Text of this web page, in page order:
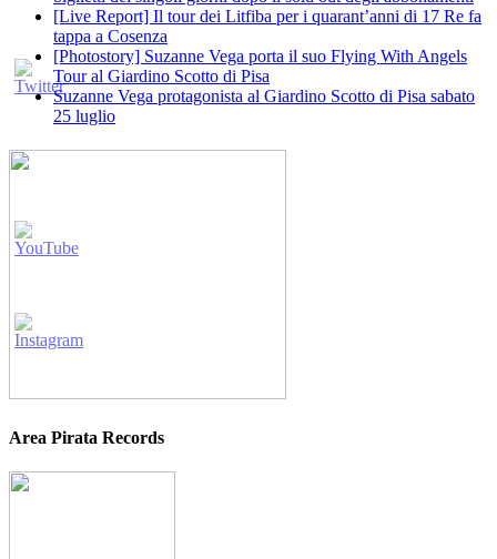
[Live Report] Il tour dei Litfiba per i quarant’anni di 17 Re fa
tappa a Cosenza
[Photostory] Suzanne Vega porta il suo Flying With Angels
Tour al Giardino Scotto di Pisa
Suzanne Vega protagonista al Giardino Scotto di Pisa sabato
25 luglio
Area Pirata Records